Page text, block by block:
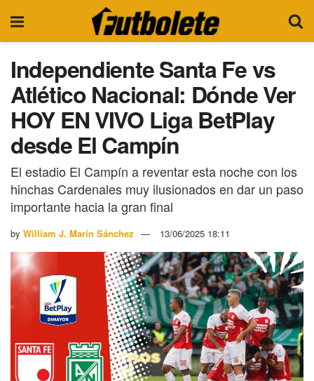
Independiente Santa Fe vs
Atlético Nacional: Dónde Ver
HOY EN VIVO Liga BetPlay
desde El Campín
El estadio El Campín a reventar esta noche con los
hinchas Cardenales muy ilusionados en dar un paso
importante hacia la gran final
by William J. Marín Sánchez 13/06/2025 18:11